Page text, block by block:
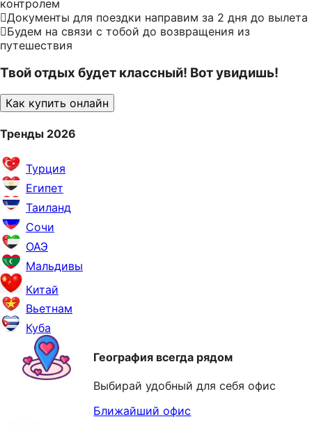
контролем
Документы для поездки направим за 2 дня до вылета
Будем на связи с тобой до возвращения из
путешествия
Твой отдых будет классный! Вот увидишь!
Как купить онлайн
Тренды 2026
Турция
Египет
Таиланд
Сочи
ОАЭ
Мальдивы
Китай
Вьетнам
Куба
География всегда рядом
Выбирай удобный для себя офис
Ближайший офис